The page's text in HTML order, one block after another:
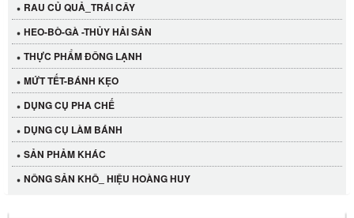
RAU CỦ QUẢ_TRÁI CÂY
HEO-BÒ-GÀ -THỦY HẢI SẢN
THỰC PHẨM ĐÔNG LẠNH
MỨT TẾT-BÁNH KẸO
DỤNG CỤ PHA CHẾ
DỤNG CỤ LÀM BÁNH
SẢN PHẢM KHÁC
NÔNG SẢN KHÔ_ HIỆU HOÀNG HUYLỐC 12 HỦ Tương xí muội LKK 260g